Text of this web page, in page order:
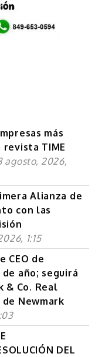
más
TIME
agosto, 2026,
Alianza de
con las
1:15
CEO de
año; seguirá
& Co. Real
Newmark
DEL